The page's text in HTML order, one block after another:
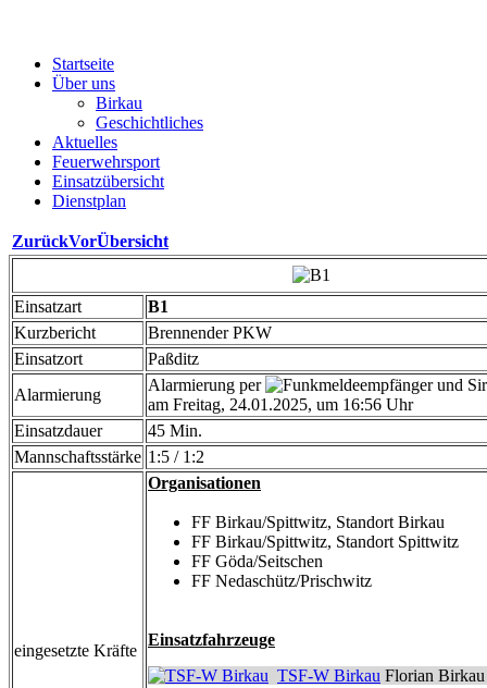
Startseite
Über uns
Birkau
Geschichtliches
Aktuelles
Feuerwehrsport
Einsatzübersicht
Dienstplan
ZurückVorÜbersicht
Einsatzart
B1
Kurzbericht
Brennender PKW
Einsatzort
Paßditz
Alarmierung
Alarmierung per
am Freitag, 24.01.2025, um 16:56 Uhr
Einsatzdauer
45 Min.
Mannschaftsstärke 1:5 / 1:2
eingesetzte Kräfte
Organisationen
FF Birkau/Spittwitz, Standort Birkau
FF Birkau/Spittwitz, Standort Spittwitz
FF Göda/Seitschen
FF Nedaschütz/Prischwitz
Einsatzfahrzeuge
TSF-W Birkau Florian